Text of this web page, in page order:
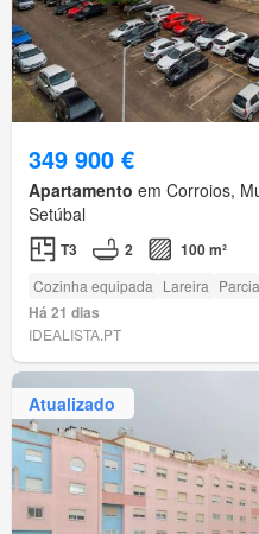
349 900 €
Apartamento em Corroios,
Setúbal
T3 2 100 m²
Cozinha equipada Lareira
Há 21 dias
IDEALISTA.PT
Atualizado